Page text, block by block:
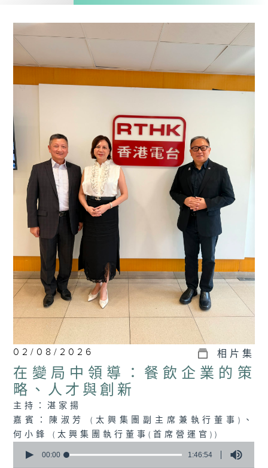
02/08/2026 相片集
在變局中領導：餐飲企業的策
略、人才與創新
主持：湛家揚
嘉賓：陳淑芳 (太興集團副主席兼執行董事)、
何小鋒 (太興集團執行董事(首席營運官))
seconds
00:00 1:46:54